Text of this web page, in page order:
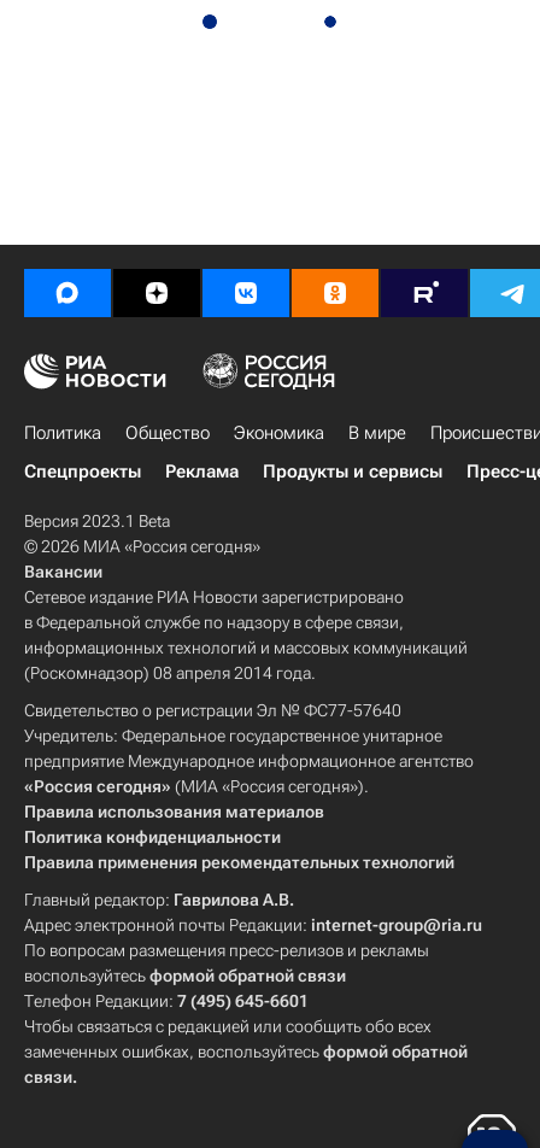
Политика Общество Экономика В мире
Спецпроекты
Реклама Продукты и сервисы Пресс-
Версия 2023.1 Beta
© 2026 МИА «Россия сегодня»
Вакансии
Сетевое издание РИА Новости зарегистрировано
в Федеральной службе по надзору в сфере связи,
информационных технологий и массовых коммуникаций
(Роскомнадзор) 08 апреля 2014 года.
Свидетельство о регистрации Эл № ФС77-57640
Учредитель: Федеральное государственное унитарное
предприятие Международное информационное агентство
«Россия сегодня» (МИА «Россия сегодня»).
Правила использования материалов
Политика конфиденциальности
Правила применения рекомендательных технологий
Главный редактор: Гаврилова А.В.
Адрес электронной почты Редакции: internet-group@ria.ru
По вопросам размещения пресс-релизов и рекламы
воспользуйтесьформой обратной связи
Телефон Редакции: 7 (495) 645-6601
Чтобы связаться с редакцией или сообщить обо всех
замеченных ошибках, воспользуйтесьформой обратной
связи.